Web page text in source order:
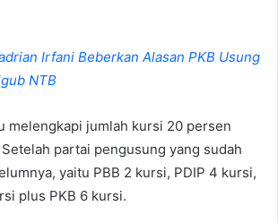
Irfani Beberkan Alasan PKB Usung
NTB
melengkapi jumlah kursi 20 persen
partai pengusung yang sudah
yaitu PBB 2 kursi, PDIP 4 kursi,
plus PKB 6 kursi.